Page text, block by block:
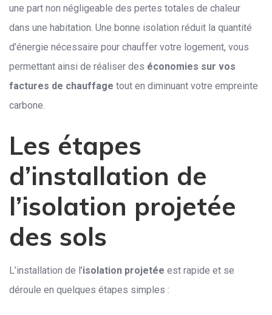
une part non négligeable des pertes totales de chaleur
dans une habitation. Une bonne isolation réduit la quantité
d’énergie nécessaire pour chauffer votre logement, vous
permettant ainsi de réaliser des économies sur vos
factures de chauffage tout en diminuant votre empreinte
carbone.
Les étapes
d’installation de
l’isolation projetée
des sols
L’installation de l’isolation projetée est rapide et se
déroule en quelques étapes simples :